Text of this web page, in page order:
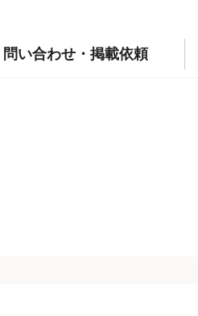
問い合わせ・掲載依頼